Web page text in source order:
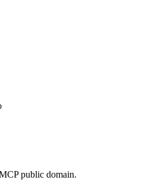
public domain.